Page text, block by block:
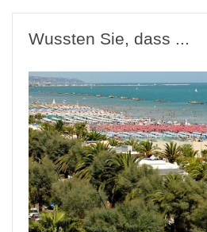
Wussten Sie, dass ...